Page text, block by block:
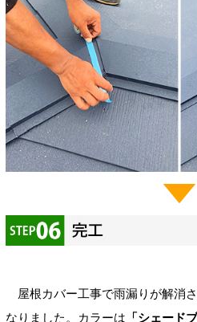
屋根カバー工事で雨漏りが解消
なりました。カラーは 「シェード